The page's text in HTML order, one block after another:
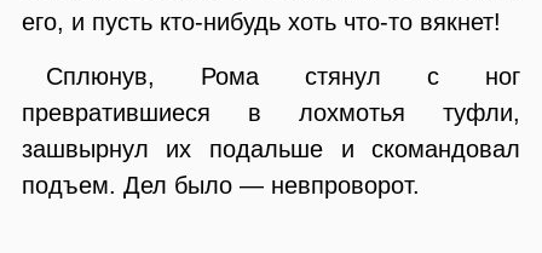
его, и пусть кто-нибудь хоть что-то вякнет!
Сплюнув, Рома стянул с ног
превратившиеся в лохмотья туфли,
зашвырнул их подальше и скомандовал
подъем. Дел было — невпроворот.